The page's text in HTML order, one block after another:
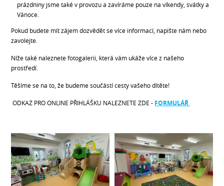
prázdniny jsme také v provozu a zavíráme pouze na víkendy, svátky a
Vánoce.
Pokud budete mít zájem dozvědět se více informací, napište nám nebo
zavolejte.
Níže také naleznete fotogalerii, která vám ukáže více z našeho
prostředí.
Těšíme se na to, že budeme součástí cesty vašeho dítěte!
ODKAZ PRO ONLINE PŘIHLÁŠKU NALEZNETE ZDE - FORMULÁŘ